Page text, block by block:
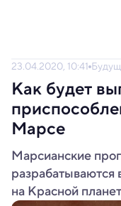
23.04.2020, 10:41
Как будет
Марсе
Марсианские
на Красной